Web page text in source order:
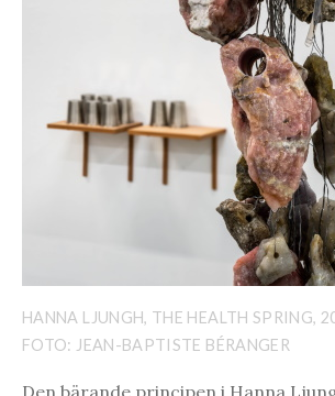
HANNA LJUNGH, THE HEALTH SPRING,
FOTO: JEAN-BAPTISTE BÉRANGER
Den bärande principen i Hanna